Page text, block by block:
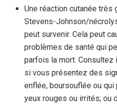
Une réaction cutanée très
Stevens-Johnson/
peut survenir. Cela peut
problèmes de santé qui
parfois la mort. Consultez
si vous présentez des
enflée, boursouflée ou
yeux rouges ou irrités; ou